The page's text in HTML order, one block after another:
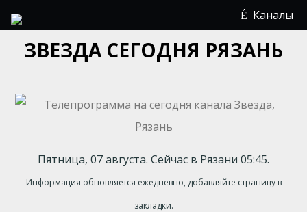
Каналы
ЗВЕЗДА СЕГОДНЯ РЯЗАНЬ
Пятница, 07 августа. Сейчас в Рязани 05:45.
Информация обновляется ежедневно, добавляйте страницу в
закладки.